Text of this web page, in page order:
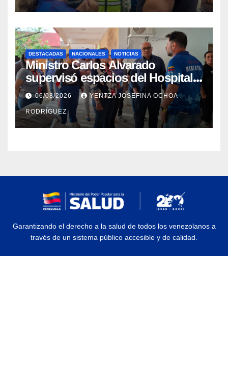
DESTACADAS NACIONALES NOTICIAS
Ministro Carlos Alvarado
supervisó espacios del Hospital
Dermatológico Dr. Martín Vegas
en La Guaira
06/08/2026 YENTZA JOSEFINA OCHOA
RODRÍGUEZ
Garantizando el derecho a la salud de todos los venezolanos a
través de un sistema público accesible y de calidad.